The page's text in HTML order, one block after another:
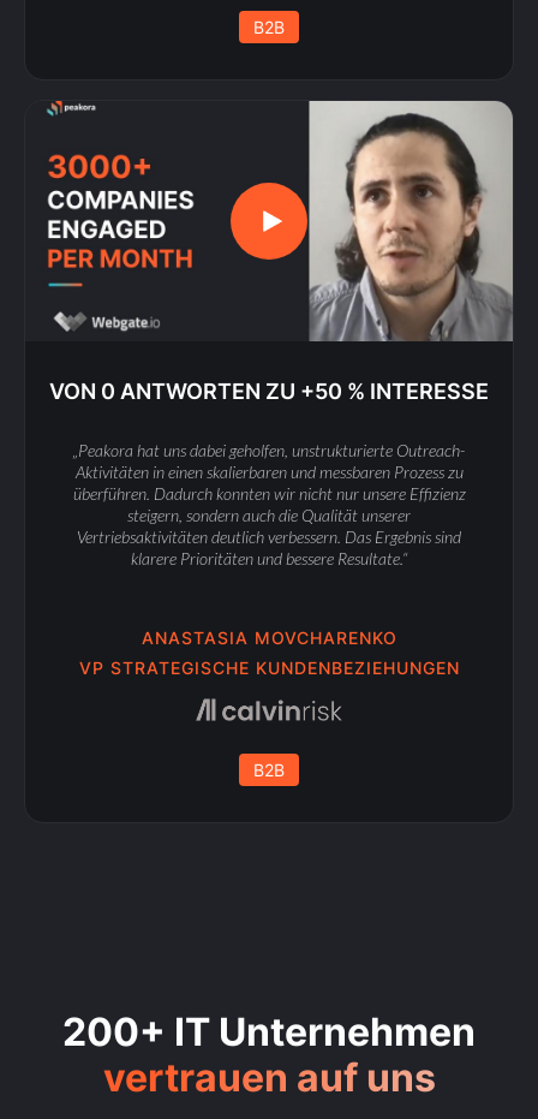
B2B
VON 0 ANTWORTEN ZU +50 % INTERESSE
„Peakora hat uns dabei geholfen, unstrukturierte Outreach-
Aktivitäten in einen skalierbaren und messbaren Prozess zu
überführen. Dadurch konnten wir nicht nur unsere Effizienz
steigern, sondern auch die Qualität unserer
Vertriebsaktivitäten deutlich verbessern. Das Ergebnis sind
klarere Prioritäten und bessere Resultate.“
ANASTASIA MOVCHARENKO
VP STRATEGISCHE KUNDENBEZIEHUNGEN
B2B
200+ IT Unternehmen
vertrauen auf uns